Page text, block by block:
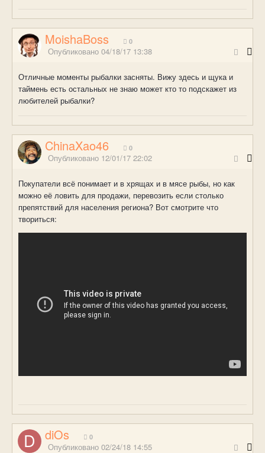
MoishaBoss 0
Опубликовано 04/18/17 13:38
Отличные моменты рыбалки засняты. Вижу здесь и щука и
таймень есть остальных не знаю может кто то подскажет из
любителей рыбалки?
ChinaXao46 0
Опубликовано 12/01/17 22:02
Покупатели всё понимает и в хрящах и в мясе рыбы, но как
можно её ловить для продажи, перевозить если столько
препятствий для населения региона? Вот смотрите что
твориться:
diOs 0
Опубликовано 02/24/18 14:55